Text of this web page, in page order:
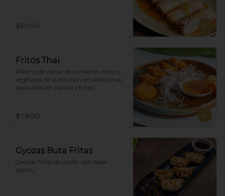
$6.900
Fritos Thai
Relleno de pasta de camarón, pollo y
vegetales de la estación en aliños thai,
apanados en panko y fritas,
$7.800
Gyozas Buta Fritas
Gyozas fritas de cerdo  con salsa
ponzu